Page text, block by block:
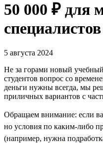
50 000 ₽ для
специалистов
5 августа 2024
Не за горами новый
студентов вопрос со
деньги нужны всегда, мы
приличных вариантов с
Обращаем внимание: если
но условия по каким-либо
(например, нужна